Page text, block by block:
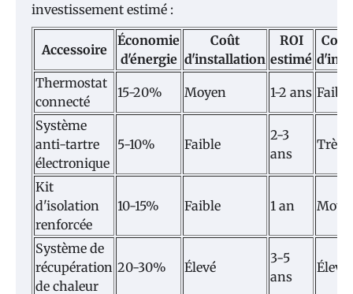
investissement estimé :
Accessoire
Économie
d'énergie
Coût
d'installation
ROI
estimé
Thermostat
connecté
15-20% Moyen 1-2 ans Faible
Système
anti-tartre
électronique
5-10% Faible
2-3
ans
Très
Kit
d'isolation
renforcée
10-15% Faible 1 an
Système de
récupération
de chaleur
20-30% Élevé
3-5
ans